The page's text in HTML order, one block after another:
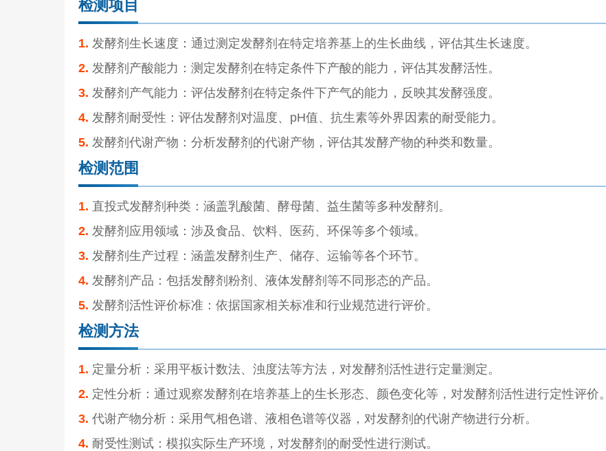
检测项目
1. 发酵剂生长速度：通过测定发酵剂在特定培养基上的生长曲线，评估其生长速度。
2. 发酵剂产酸能力：测定发酵剂在特定条件下产酸的能力，评估其发酵活性。
3. 发酵剂产气能力：评估发酵剂在特定条件下产气的能力，反映其发酵强度。
4. 发酵剂耐受性：评估发酵剂对温度、pH值、抗生素等外界因素的耐受能力。
5. 发酵剂代谢产物：分析发酵剂的代谢产物，评估其发酵产物的种类和数量。
检测范围
1. 直投式发酵剂种类：涵盖乳酸菌、酵母菌、益生菌等多种发酵剂。
2. 发酵剂应用领域：涉及食品、饮料、医药、环保等多个领域。
3. 发酵剂生产过程：涵盖发酵剂生产、储存、运输等各个环节。
4. 发酵剂产品：包括发酵剂粉剂、液体发酵剂等不同形态的产品。
5. 发酵剂活性评价标准：依据国家相关标准和行业规范进行评价。
检测方法
1. 定量分析：采用平板计数法、浊度法等方法，对发酵剂活性进行定量测定。
2. 定性分析：通过观察发酵剂在培养基上的生长形态、颜色变化等，对发酵剂活性进行定性评价。
3. 代谢产物分析：采用气相色谱、液相色谱等仪器，对发酵剂的代谢产物进行分析。
4. 耐受性测试：模拟实际生产环境，对发酵剂的耐受性进行测试。